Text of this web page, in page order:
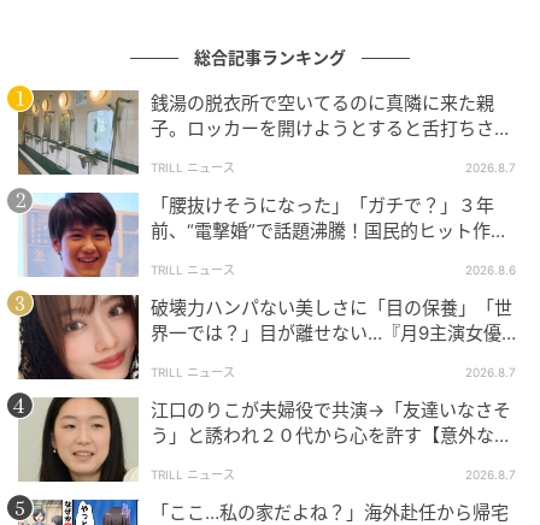
総合記事ランキング
銭湯の脱衣所で空いてるのに真隣に来た親
子。ロッカーを開けようとすると舌打ちさ
中で拍手」
TRILL ニュース 2026.8.7
「腰抜けそうになった」「ガチで？」３年
前、“電撃婚”で話題沸騰！国民的ヒット作
TRILL ニュース 2026.8.6
破壊力ハンパない美しさに「目の保養」「世
界一では？」目が離せない…『月9主演女優
TRILL ニュース 2026.8.7
江口のりこが夫婦役で共演→「友達いなさそ
う」と誘われ２０代から心を許す【意外な親
TRILL ニュース 2026.8.7
「ここ…私の家だよね？」海外赴任から帰宅